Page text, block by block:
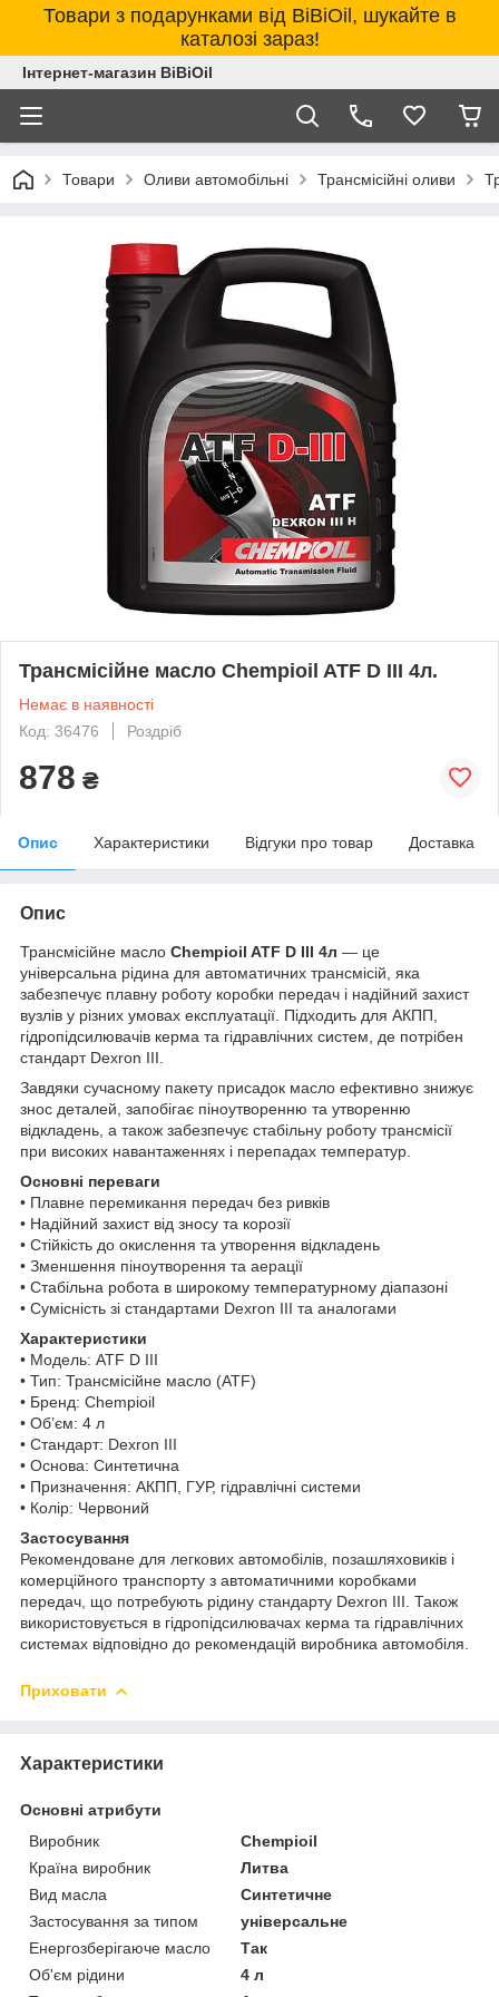
Товари з подарунками від BiBiOil, шукайте в
каталозі зараз!
Інтернет-магазин BiBiOil
Товари Оливи автомобільні Трансмісійні оливи
Трансмісійне масло Chempioil ATF D III 4л.
Немає в наявності
Код: 36476
Роздріб
878 ₴
Опис Характеристики Відгуки про товар Доставка
Опис
Трансмісійне масло Chempioil ATF D III 4л — це
універсальна рідина для автоматичних трансмісій, яка
забезпечує плавну роботу коробки передач і надійний захист
вузлів у різних умовах експлуатації. Підходить для АКПП,
гідропідсилювачів керма та гідравлічних систем, де потрібен
стандарт Dexron III.
Завдяки сучасному пакету присадок масло ефективно знижує
знос деталей, запобігає піноутворенню та утворенню
відкладень, а також забезпечує стабільну роботу трансмісії
при високих навантаженнях і перепадах температур.
Основні переваги
• Плавне перемикання передач без ривків
• Надійний захист від зносу та корозії
• Стійкість до окислення та утворення відкладень
• Зменшення піноутворення та аерації
• Стабільна робота в широкому температурному діапазоні
• Сумісність зі стандартами Dexron III та аналогами
Характеристики
• Модель: ATF D III
• Тип: Трансмісійне масло (ATF)
• Бренд: Chempioil
• Об’єм: 4 л
• Стандарт: Dexron III
• Основа: Синтетична
• Призначення: АКПП, ГУР, гідравлічні системи
• Колір: Червоний
Застосування
Рекомендоване для легкових автомобілів, позашляховиків і
комерційного транспорту з автоматичними коробками
передач, що потребують рідину стандарту Dexron III. Також
використовується в гідропідсилювачах керма та гідравлічних
системах відповідно до рекомендацій виробника автомобіля.
Приховати
Характеристики
Основні атрибути
Виробник
Chempioil
Країна виробник
Литва
Вид масла
Синтетичне
Застосування за типом
універсальне
Енергозберігаюче масло
Так
Об'єм рідини
4 л